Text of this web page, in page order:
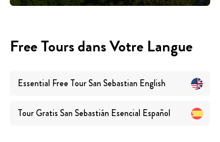
Free Tours dans Votre Langue
Essential Free Tour San Sebastian English
Tour Gratis San Sebastián Esencial Español